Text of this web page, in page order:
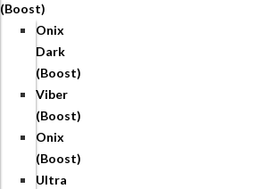
(Boost)
Onix
Dark
(Boost)
Viber
(Boost)
Onix
(Boost)
Ultra